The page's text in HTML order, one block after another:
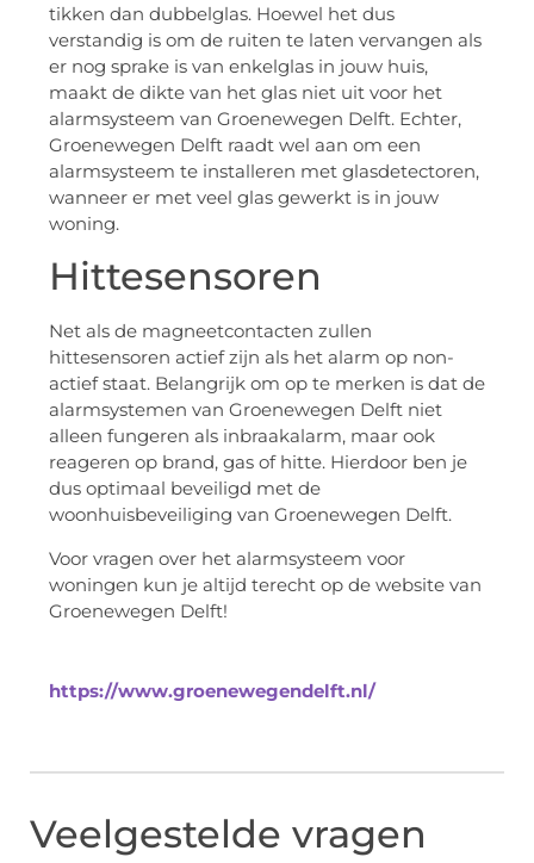
tikken dan dubbelglas. Hoewel het dus
verstandig is om de ruiten te laten vervangen als
er nog sprake is van enkelglas in jouw huis,
maakt de dikte van het glas niet uit voor het
alarmsysteem van Groenewegen Delft. Echter,
Groenewegen Delft raadt wel aan om een
alarmsysteem te installeren met glasdetectoren,
wanneer er met veel glas gewerkt is in jouw
woning.
Hittesensoren
Net als de magneetcontacten zullen
hittesensoren actief zijn als het alarm op non-
actief staat. Belangrijk om op te merken is dat de
alarmsystemen van Groenewegen Delft niet
alleen fungeren als inbraakalarm, maar ook
reageren op brand, gas of hitte. Hierdoor ben je
dus optimaal beveiligd met de
woonhuisbeveiliging van Groenewegen Delft.
Voor vragen over het alarmsysteem voor
woningen kun je altijd terecht op de website van
Groenewegen Delft!
https://www.groenewegendelft.nl/
Veelgestelde vragen